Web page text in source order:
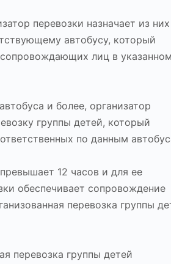
перевозки назначает из них
автобусу, который
лиц в указанном
и более, организатор
группы детей, который
по данным
12 часов и для ее
обеспечивает сопровождение
перевозка группы
перевозка группы детей